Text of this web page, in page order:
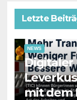
Letzte
NEWS
Digitaler
mit dem